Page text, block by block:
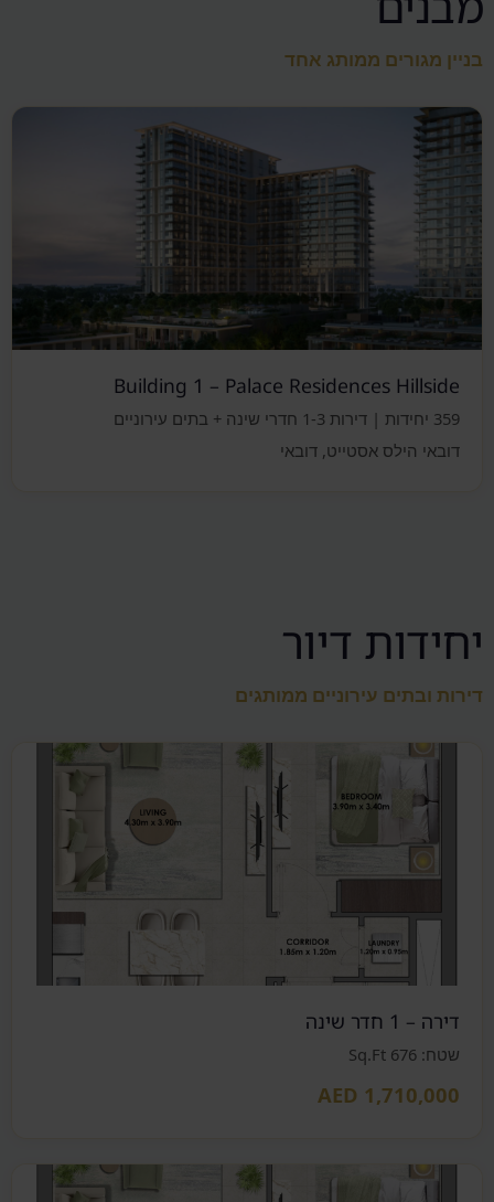
בניין מגורים ממותג אחד
Building 1 – Palace Residences Hillside
359 יחידות | דירות 1-3 חדרי שינה + בתים עירוניים
דובאי הילס אסטייט, דובאי
יחידות דיור
דירות ובתים עירוניים ממותגים
דירה – 1 חדר שינה
שטח: 676 Sq.Ft
AED 1,710,000